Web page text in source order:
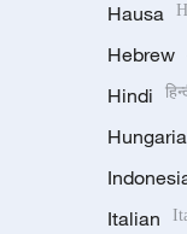
Hausa
Hebrew
Hindi
Italian